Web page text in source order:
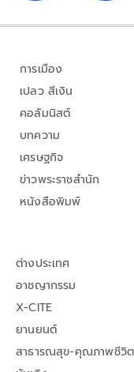
การเมือง
เปลว สีเงิน
คอลัมนิสต์
บทความ
เศรษฐกิจ
ข่าวพระราชสำนัก
หนังสือพิมพ์
ต่างประเทศ
อาชญากรรม
X-CITE
ยานยนต์
สาธารณสุข-คุณภาพชีวิต